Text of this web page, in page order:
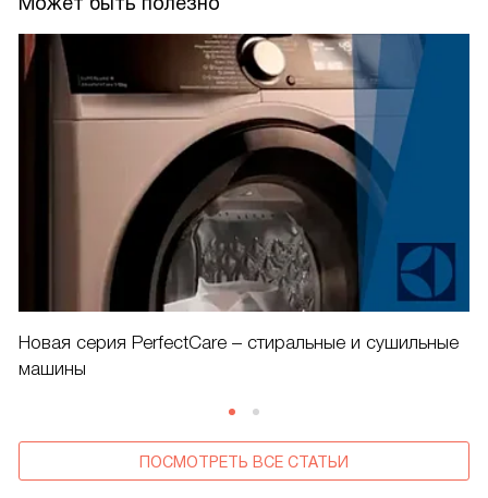
Новая серия PerfectCare – стиральные и сушильные
машины
ПОСМОТРЕТЬ ВСЕ СТАТЬИ